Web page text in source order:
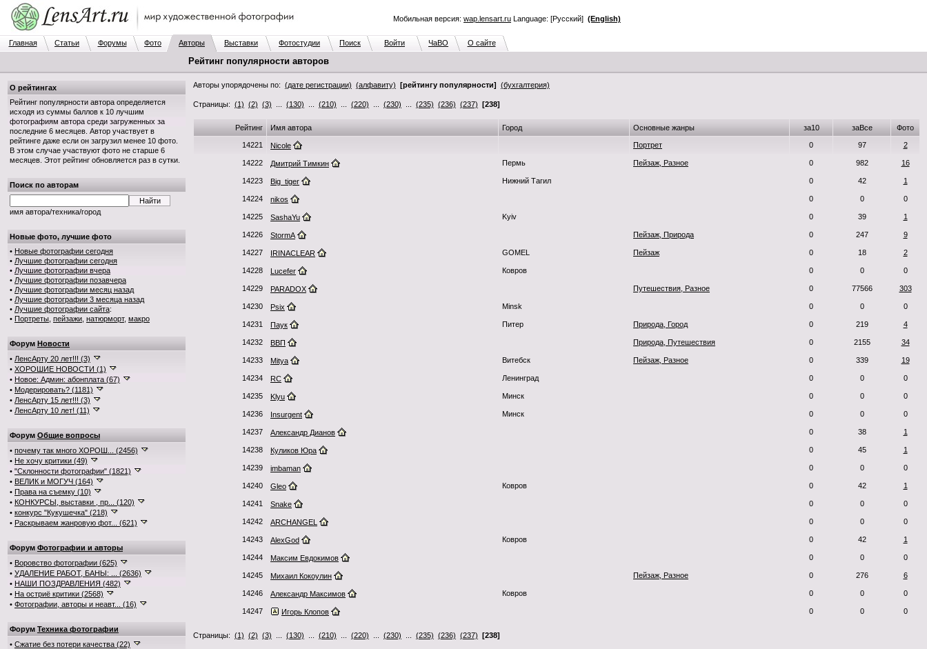
Мобильная версия: wap.lensart.ru Language: [Русский] (English)
Главная Статьи Форумы Фото Авторы Выставки Фотостудии Поиск Войти ЧаВО О сайте
Рейтинг популярности авторов
О рейтингах
Рейтинг популярности автора определяется
исходя из суммы баллов к 10 лучшим
фотографиям автора среди загруженных за
последние 6 месяцев. Автор участвует в
рейтинге даже если он загрузил менее 10 фото.
В этом случае участвуют фото не старше 6
месяцев. Этот рейтинг обновляется раз в сутки.
Поиск по авторам
имя автора/техника/город
Новые фото, лучшие фото
• Новые фотографии сегодня
• Лучшие фотографии сегодня
• Лучшие фотографии вчера
• Лучшие фотографии позавчера
• Лучшие фотографии месяц назад
• Лучшие фотографии 3 месяца назад
• Лучшие фотографии сайта:
• Портреты пейзажи натюрморт, макро
Форум Новости
• ЛенсАрту 20 лет!!! (3)
• ХОРОШИЕ НОВОСТИ (1)
• Новое: Админ: абонплата (67)
• Модерировать? (1181)
• ЛенсАрту 15 лет!!! (3)
• ЛенсАрту 10 лет! (11)
Форум Общие вопросы
• почему так много ХОРОШ... (2456)
• Не хочу критики (49)
• "Склонности фотографии" (1821)
• ВЕЛИК и МОГУЧ (164)
• Права на съемку (10)
• КОНКУРСЫ, выставки , пр... (120)
• конкурс "Кукушечка" (218)
• Раскрываем жанровую фот... (621)
Форум Фотографии и авторы
• Воровство фотографии (625)
• УДАЛЕНИЕ РАБОТ, БАНЫ: ... (2636)
• НАШИ ПОЗДРАВЛЕНИЯ (482)
• На остриё критики (2568)
• Фотографии, авторы и неавт... (16)
Форум Техника фотографии
• Сжатие без потери качества (22)
Авторы упорядочены по: (дате регистрации) (алфавиту) [рейтингу популярности] (бухгалтерия)
Страницы: (1) (2) (3) (130) (210) (220) (230) (235) (236) (237) [238]
Рейтинг Имя автора Город Основные жанры за10 заВсе Фото
14221 Nicole Портрет 0 97 2
14222 Дмитрий Тимкин Пермь Пейзаж, Разное 0 982 16
14223 Big_tiger Нижний Тагил 0 42 1
14224 nikos 0 0 0
14225 SashaYu Kyiv 0 39 1
14226 StormA Пейзаж, Природа 0 247 9
14227 IRINACLEAR GOMEL Пейзаж 0 18 2
14228 Lucefer Ковров 0 0 0
14229 PARADOX Путешествия, Разное 0 77566 303
14230 Psix Minsk 0 0 0
14231 Паук Питер Природа, Город 0 219 4
14232 ВВП Природа, Путешествия 0 2155 34
14233 Mitya Витебск Пейзаж, Разное 0 339 19
14234 RC Ленинград 0 0 0
14235 Klyu Минск 0 0 0
14236 Insurgent Минск 0 0 0
14237 Александр Дианов 0 38 1
14238 Куликов Юра 0 45 1
14239 imbaman 0 0 0
14240 Gleo Ковров 0 42 1
14241 Snake 0 0 0
14242 ARCHANGEL 0 0 0
14243 AlexGod Ковров 0 42 1
14244 Максим Евдокимов 0 0 0
14245 Михаил Кокоулин Пейзаж, Разное 0 276 6
14246 Александр Максимов Ковров 0 0 0
14247 Игорь Клопов 0 0 0
Страницы: (1) (2) (3) (130) (210) (220) (230) (235) (236) (237) [238]